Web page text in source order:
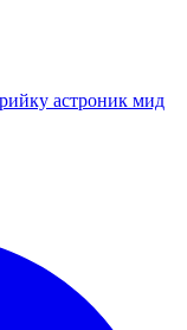
астроник мид